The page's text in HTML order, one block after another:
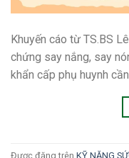
Khuyến cáo từ TS.BS
chứng say nắng, say
khẩn cấp phụ huynh
Được đăng trên KỸ NĂNG